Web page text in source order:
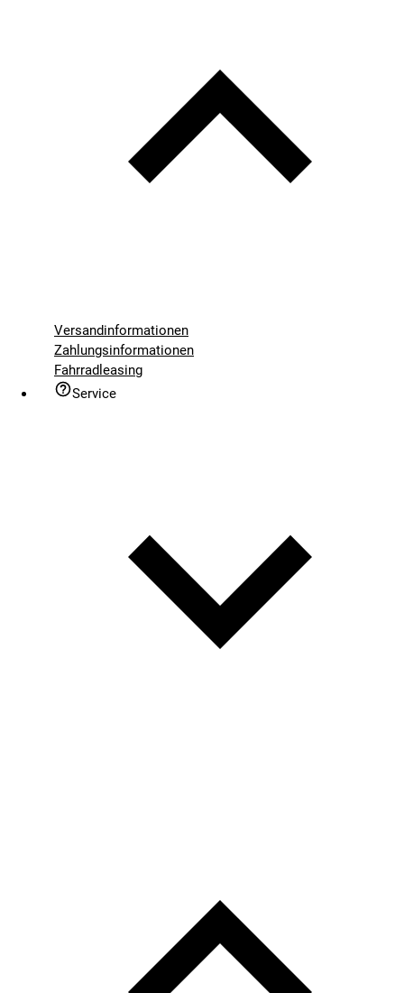
Versandinformationen
Zahlungsinformationen
Fahrradleasing
Service